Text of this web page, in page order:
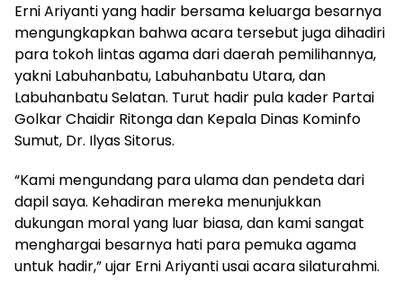
Erni Ariyanti yang hadir bersama keluarga besarnya
mengungkapkan bahwa acara tersebut juga dihadiri
para tokoh lintas agama dari daerah pemilihannya,
yakni Labuhanbatu, Labuhanbatu Utara, dan
Labuhanbatu Selatan. Turut hadir pula kader Partai
Golkar Chaidir Ritonga dan Kepala Dinas Kominfo
Sumut, Dr. Ilyas Sitorus.
“Kami mengundang para ulama dan pendeta dari
dapil saya. Kehadiran mereka menunjukkan
dukungan moral yang luar biasa, dan kami sangat
menghargai besarnya hati para pemuka agama
untuk hadir,” ujar Erni Ariyanti usai acara silaturahmi.